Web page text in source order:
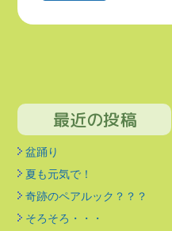
最近の投稿
盆踊り
夏も元気で！
奇跡のペアルック？？？
そろそろ・・・